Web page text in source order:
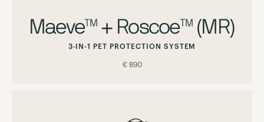
Maeve™ + Roscoe™ (MR)
3-IN-1 PET PROTECTION SYSTEM
€ 890